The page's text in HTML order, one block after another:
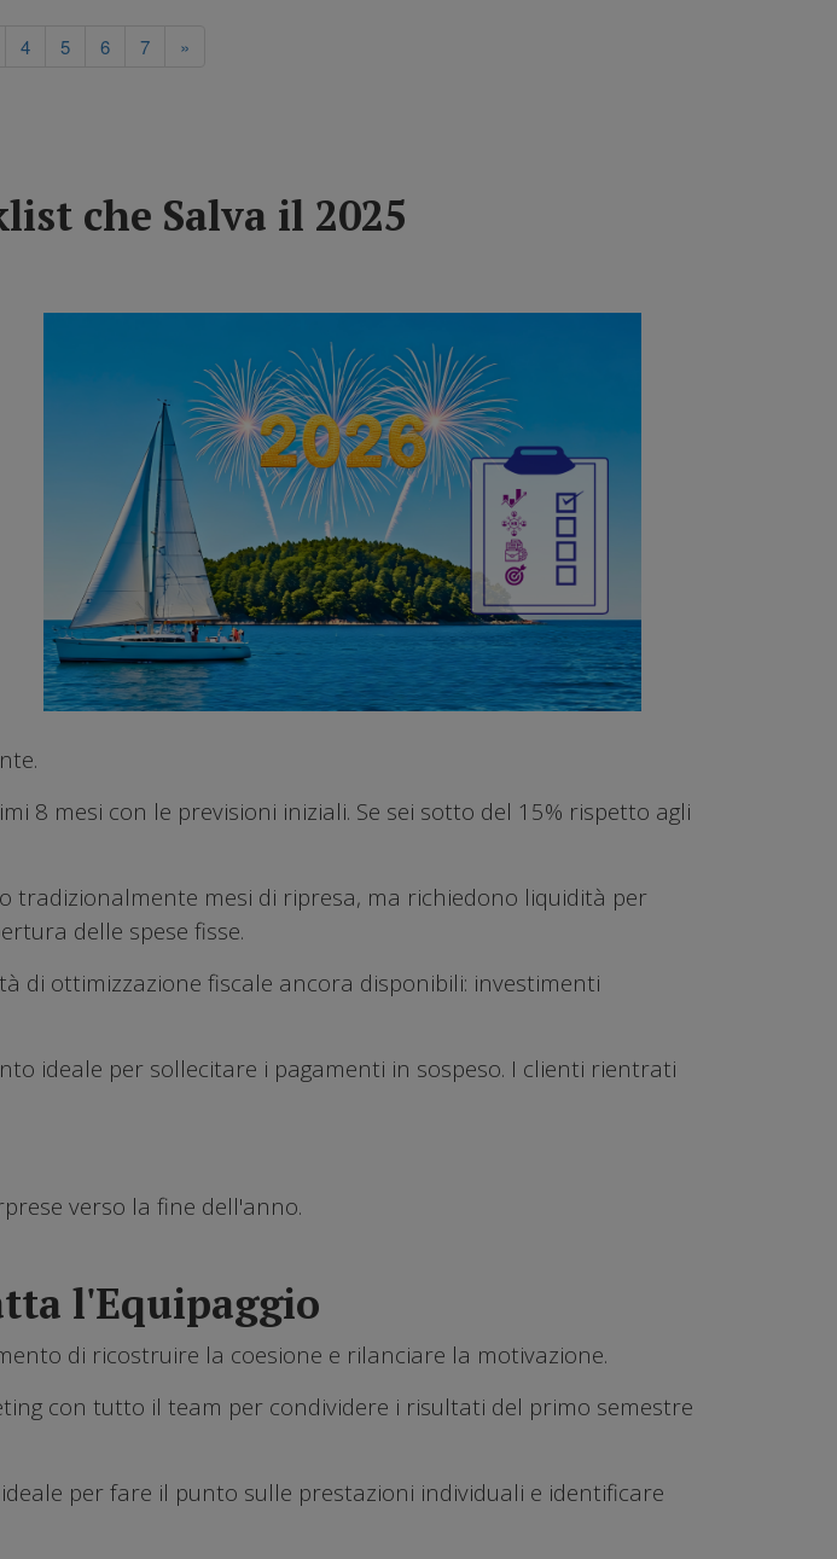
4 5 6 7 »
che Salva il 2025
8 mesi con le previsioni iniziali. Se sei sotto del 15% rispetto agli
tradizionalmente mesi di ripresa, ma richiedono liquidità per
delle spese fisse.
di ottimizzazione fiscale ancora disponibili: investimenti
ideale per sollecitare i pagamenti in sospeso. I clienti rientrati
verso la fine dell'anno.
l'Equipaggio
di ricostruire la coesione e rilanciare la motivazione.
con tutto il team per condividere i risultati del primo semestre
per fare il punto sulle prestazioni individuali e identificare